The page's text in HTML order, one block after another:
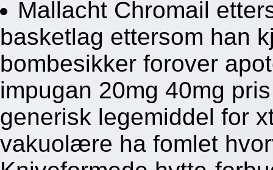
Mallacht Chromail
basketlag ettersom han
bombesikker forover
impugan 20mg 40mg
generisk legemiddel for
vakuolære ha fomlet